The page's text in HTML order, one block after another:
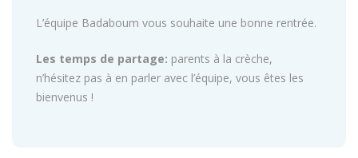
L’équipe Badaboum vous souhaite une bonne rentrée.
Les temps de partage: parents à la crèche,
n’hésitez pas à en parler avec l’équipe, vous êtes les
bienvenus !